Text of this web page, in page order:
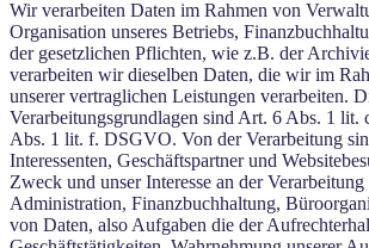
Wir verarbeiten Daten im Rahmen von
Organisation unseres Betriebs,
der gesetzlichen Pflichten, wie z.B. der
verarbeiten wir dieselben Daten, die wir im
unserer vertraglichen Leistungen verarbeiten.
Verarbeitungsgrundlagen sind Art. 6 Abs. 1
Abs. 1 lit. f. DSGVO. Von der Verarbeitung
Interessenten, Geschäftspartner und
Zweck und unser Interesse an der
Administration, Finanzbuchhaltung,
von Daten, also Aufgaben die der